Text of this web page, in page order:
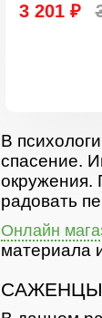
3 201 ₽
В
спасение.
окружения.
радовать
Онлайн
материала